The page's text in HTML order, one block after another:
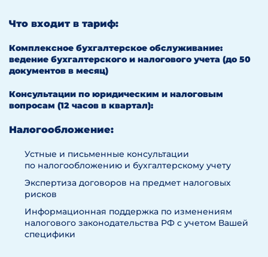
Что входит в тариф:
Комплексное бухгалтерское обслуживание:
ведение бухгалтерского и налогового учета (до 50
документов в месяц)
Консультации по юридическим и налоговым
вопросам (12 часов в квартал):
Налогообложение:
Устные и письменные консультации
по налогообложению и бухгалтерскому учету
Экспертиза договоров на предмет налоговых
рисков
Информационная поддержка по изменениям
налогового законодательства РФ с учетом Вашей
специфики